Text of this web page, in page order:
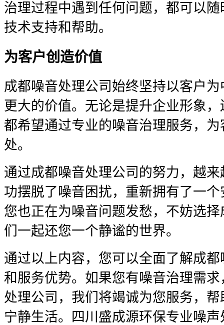
治理过程中遇到任何问题，都可以
技术支持和帮助。
为客户创造价值
成都噪音处理公司始终坚持以客户
更大的价值。无论是提升企业形象
都希望通过专业的噪音治理服务，
处。
通过成都噪音处理公司的努力，越
功摆脱了噪音困扰，重新拥有了一
您也正在为噪音问题发愁，不妨选
们一起还您一个静谧的世界。
通过以上内容，您可以全面了解成
和服务优势。如果您有噪音治理需
处理公司，我们将竭诚为您服务，
宁静生活。四川盛成源环保专业噪